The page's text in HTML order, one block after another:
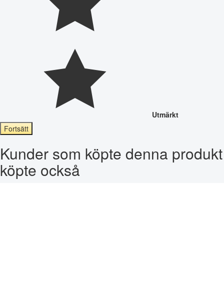
Utmärkt
Fortsätt
Kunder som köpte denna produkt
köpte också